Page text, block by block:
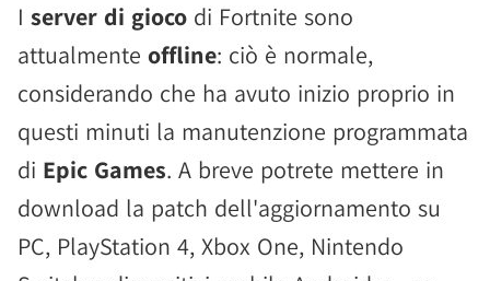
I server di gioco di Fortnite sono
attualmente offline: ciò è normale,
considerando che ha avuto inizio proprio in
questi minuti la manutenzione programmata
di Epic Games. A breve potrete mettere in
download la patch dell'aggiornamento su
PC, PlayStation 4, Xbox One, Nintendo